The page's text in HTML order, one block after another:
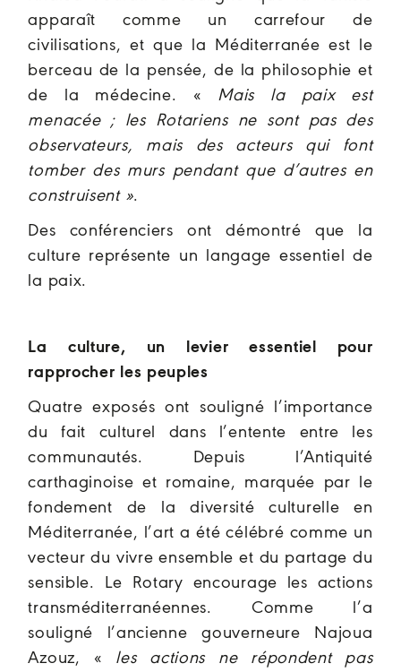
apparaît comme un carrefour de
civilisations, et que la Méditerranée est le
berceau de la pensée, de la philosophie et
de la médecine. « Mais la paix est
menacée ; les Rotariens ne sont pas des
observateurs, mais des acteurs qui font
tomber des murs pendant que d’autres en
construisent ».
Des conférenciers ont démontré que la
culture représente un langage essentiel de
la paix.
La culture, un levier essentiel pour
rapprocher les peuples
Quatre exposés ont souligné l’importance
du fait culturel dans l’entente entre les
communautés. Depuis l’Antiquité
carthaginoise et romaine, marquée par le
fondement de la diversité culturelle en
Méditerranée, l’art a été célébré comme un
vecteur du vivre ensemble et du partage du
sensible. Le Rotary encourage les actions
transméditerranéennes. Comme l’a
souligné l’ancienne gouverneure Najoua
Azouz, « les actions ne répondent pas